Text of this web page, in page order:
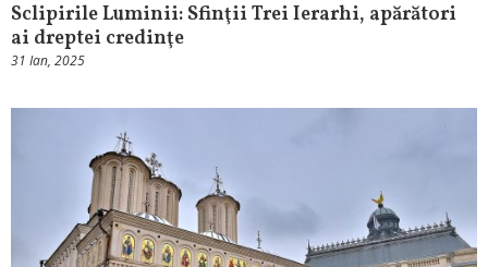
Sclipirile Luminii: Sfinţii Trei Ierarhi, apărători
ai dreptei credinţe
31 Ian, 2025